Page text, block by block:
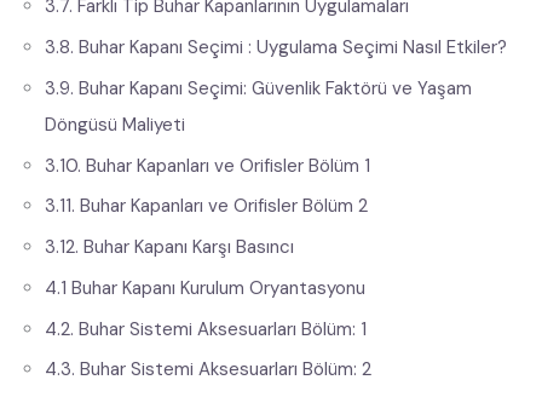
3.7. Farklı Tip Buhar Kapanlarının Uygulamaları
3.8. Buhar Kapanı Seçimi : Uygulama Seçimi Nasıl Etkiler?
3.9. Buhar Kapanı Seçimi: Güvenlik Faktörü ve Yaşam
Döngüsü Maliyeti
3.10. Buhar Kapanları ve Orifisler Bölüm 1
3.11. Buhar Kapanları ve Orifisler Bölüm 2
3.12. Buhar Kapanı Karşı Basıncı
4.1 Buhar Kapanı Kurulum Oryantasyonu
4.2. Buhar Sistemi Aksesuarları Bölüm: 1
4.3. Buhar Sistemi Aksesuarları Bölüm: 2